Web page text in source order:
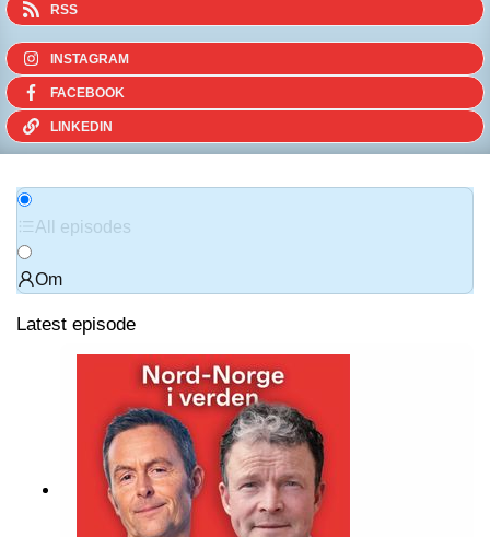
RSS
INSTAGRAM
FACEBOOK
LINKEDIN
All episodes
Om
Latest episode